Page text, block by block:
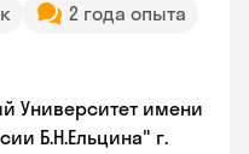
2 года опыта
Университет имени
Б.Н.Ельцина" г.